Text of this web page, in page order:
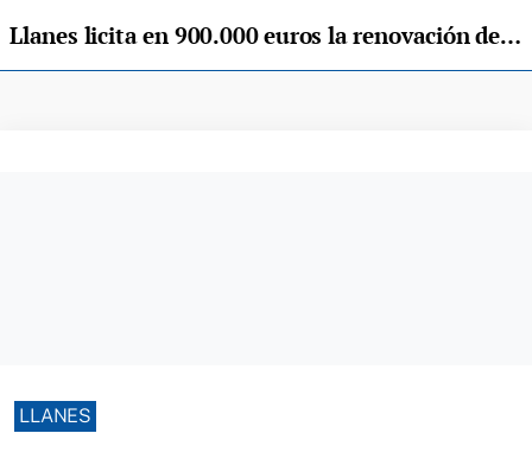
Llanes licita en 900.000 euros la renovación de la macrotraída entre Santo Toribio y Posada
LLANES